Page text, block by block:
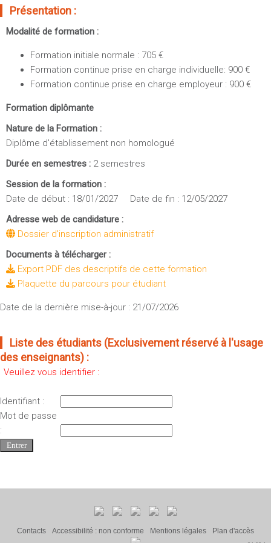
Sportives)
GEP (Génie Electrique des Procédés - Département composante)
Informatique (Département Composante)
Plan et accès
Intranet des personnels
Moodle
Messagerie
Stage et emploi
Portefeuille d'Expériences et
de Compétences
Fermer
Présentation :
Modalité de formation :
Formation initiale normale : 705 €
Formation continue prise en charge individuelle: 900 €
Formation continue prise en charge employeur : 900 €
Formation diplômante
Nature de la Formation :
Diplôme d'établissement non homologué
Durée en semestres : 2 semestres
Session de la formation :
Date de début : 18/01/2027 Date de fin : 12/05/2027
Adresse web de candidature :
Dossier d'inscription administratif
Documents à télécharger :
Export PDF des descriptifs de cette formation
Plaquette du parcours pour étudiant
Date de la dernière mise-à-jour : 21/07/2026
Liste des étudiants (Exclusivement réservé à l'usage
des enseignants) :
Veuillez vous identifier :
Identifiant :
Mot de passe
:
Contacts Accessibilité : non conforme Mentions légales Plan d'accès